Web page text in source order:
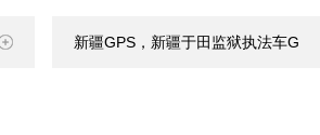
新疆GPS，新疆于田监狱执法车G